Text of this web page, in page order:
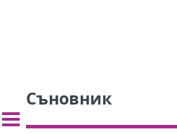
Съновник